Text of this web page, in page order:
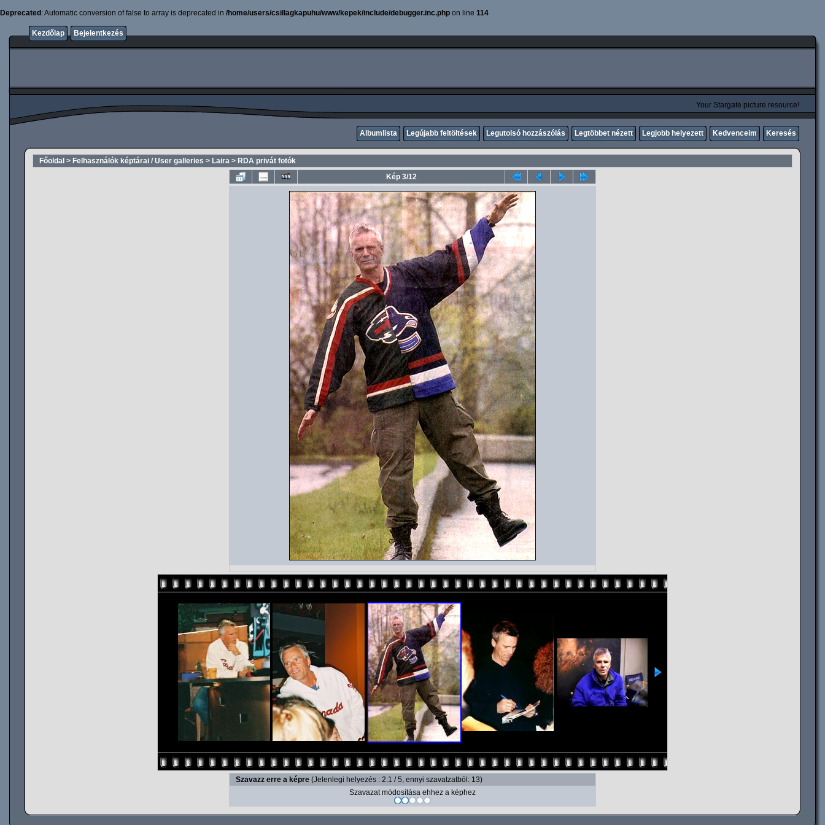
Deprecated : Automatic conversion of false to array is deprecated in /home/users/csillagkapuhu/www/kepek/include/debugger.inc.php on line 114
Kezdőlap Bejelentkezés
Your Stargate picture resource!
Albumlista Legújabb feltöltések Legutolsó hozzászólás Legtöbbet nézett Legjobb helyezett Kedvenceim Keresés
Főoldal > Felhasználók képtárai / User galleries > Laira > RDA privát fotók
Kép 3/12
Szavazz erre a képre (Jelenlegi helyezés : 2.1 / 5, ennyi szavatzatból: 13)
Szavazat módosítása ehhez a képhez